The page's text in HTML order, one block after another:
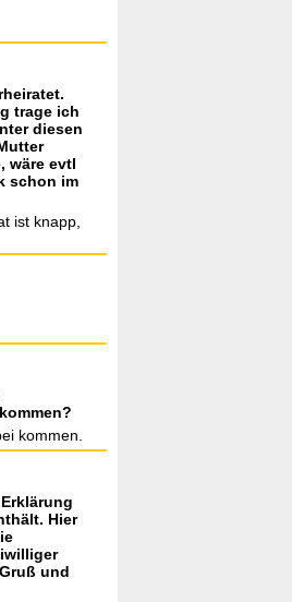
trage ich
diesen
wäre evtl
schon im
ist knapp,
kommen.
Hier
und